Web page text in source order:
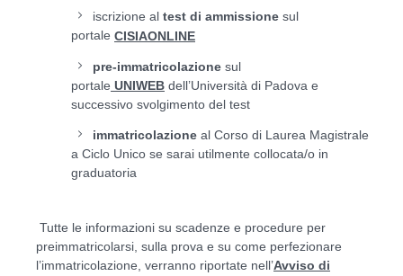
iscrizione al test di ammissione sul
portale CISIAONLINE
pre-immatricolazione sul
portale UNIWEB dell’Università di Padova e
successivo svolgimento del test
immatricolazione al Corso di Laurea Magistrale
a Ciclo Unico se sarai utilmente collocata/o in
graduatoria
Tutte le informazioni su scadenze e procedure per
preimmatricolarsi, sulla prova e su come perfezionare
l’immatricolazione, verranno riportate nell’Avviso di